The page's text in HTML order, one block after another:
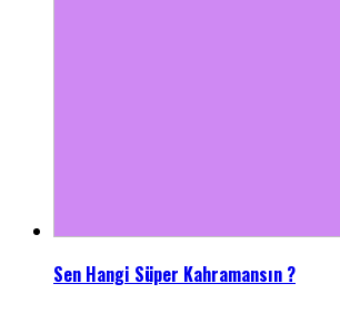
Sen Hangi Süper Kahramansın ?